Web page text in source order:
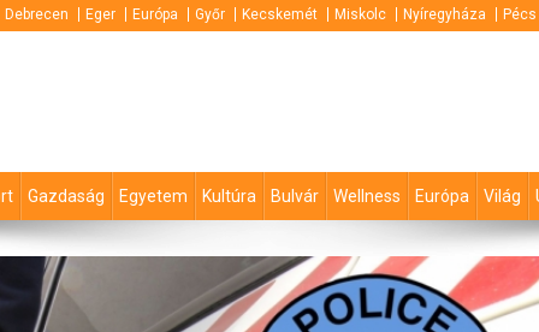
Debrecen Eger Európa Győr Kecskemét Miskolc Nyíregyháza Pécs
Gazdaság Egyetem Kultúra Bulvár Wellness Európa Világ